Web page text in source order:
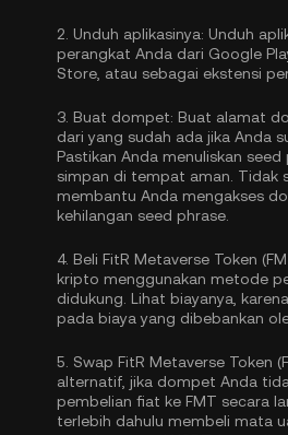
2. Unduh aplikasinya: Unduh
perangkat Anda dari Google
Store, atau sebagai ekstensi
3. Buat dompet: Buat alamat
dari yang sudah ada jika Anda
Pastikan Anda menuliskan
simpan di tempat aman. Tidak
membantu Anda mengakses
kehilangan seed phrase.
4. Beli FitR Metaverse Token
kripto menggunakan metode
didukung. Lihat biayanya,
pada biaya yang dibebankan
5. Swap FitR Metaverse Token
alternatif, jika dompet Anda
pembelian fiat ke FMT secara
terlebih dahulu membeli mata